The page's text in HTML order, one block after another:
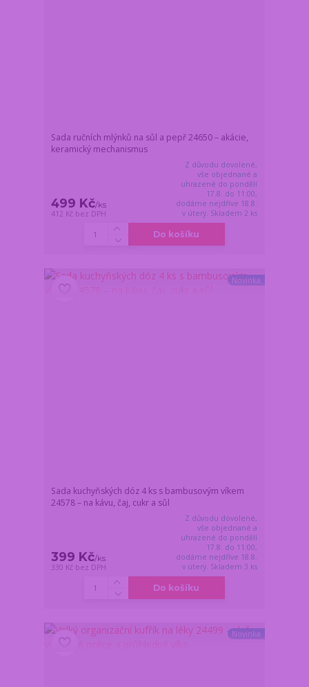
Sada ručních mlýnků na sůl a pepř 24650 – akácie,
keramický mechanismus
499 Kč/ks
412 Kč bez DPH
Z důvodu dovolené,
vše objednané a
uhrazené do pondělí
17.8. do 11:00,
dodáme nejdříve 18.8.
v úterý. Skladem 2 ks
Do košíku
Novinka
Sada kuchyňských dóz 4 ks s bambusovým víkem
24578 – na kávu, čaj, cukr a sůl
399 Kč/ks
330 Kč bez DPH
Z důvodu dovolené,
vše objednané a
uhrazené do pondělí
17.8. do 11:00,
dodáme nejdříve 18.8.
v úterý. Skladem 3 ks
Do košíku
Novinka